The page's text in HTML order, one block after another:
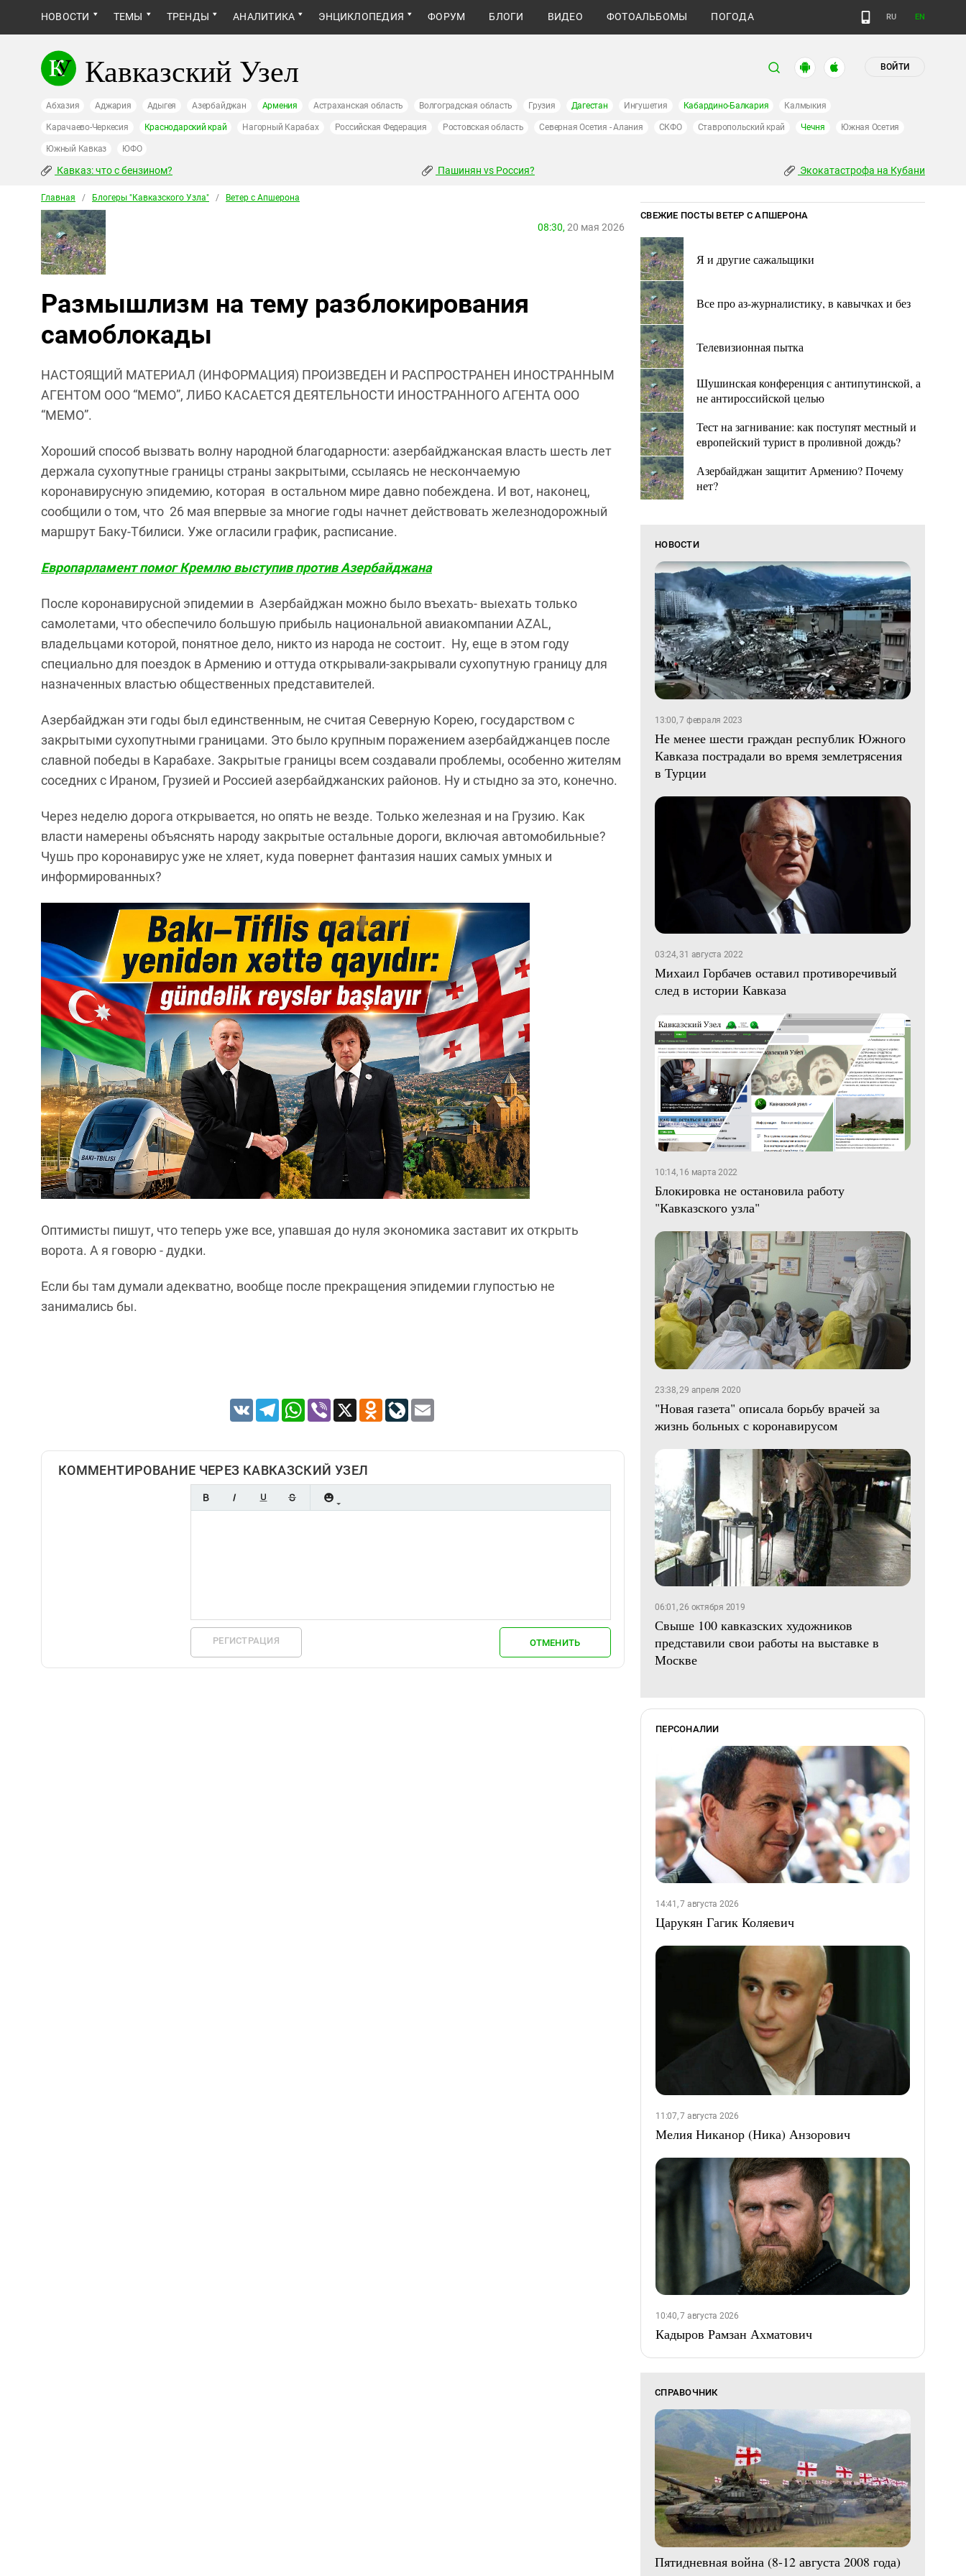
НОВОСТИ ТЕМЫ ТРЕНДЫ АНАЛИТИКА ЭНЦИКЛОПЕДИЯ ФОРУМ БЛОГИ ВИДЕО ФОТОАЛЬБОМЫ ПОГОДА RU EN
Кавказский Узел ВОЙТИ
Абхазия Аджария Адыгея Азербайджан Армения Астраханская область Волгоградская область Грузия Дагестан Ингушетия Кабардино-Балкария Калмыкия
Карачаево-Черкесия Краснодарский край Нагорный Карабах Российская Федерация Ростовская область Северная Осетия - Алания СКФО Ставропольский край Чечня Южная Осетия
Южный Кавказ ЮФО
Кавказ: что с бензином? Пашинян vs Россия? Экокатастрофа на Кубани
Главная / Блогеры "Кавказского Узла" / Ветер с Апшерона
08:30, 20 мая 2026
Размышлизм на тему разблокирования
самоблокады
НАСТОЯЩИЙ МАТЕРИАЛ (ИНФОРМАЦИЯ) ПРОИЗВЕДЕН И РАСПРОСТРАНЕН ИНОСТРАННЫМ
АГЕНТОМ ООО “МЕМО”, ЛИБО КАСАЕТСЯ ДЕЯТЕЛЬНОСТИ ИНОСТРАННОГО АГЕНТА ООО
“МЕМО”.
Хороший способ вызвать волну народной благодарности: азербайджанская власть шесть лет
держала сухопутные границы страны закрытыми, ссылаясь не нескончаемую
коронавирусную эпидемию, которая в остальном мире давно побеждена. И вот, наконец,
сообщили о том, что 26 мая впервые за многие годы начнет действовать железнодорожный
маршрут Баку-Тбилиси. Уже огласили график, расписание.
Европарламент помог Кремлю выступив против Азербайджана
После коронавирусной эпидемии в Азербайджан можно было въехать- выехать только
самолетами, что обеспечило большую прибыль национальной авиакомпании AZAL,
владельцами которой, понятное дело, никто из народа не состоит. Ну, еще в этом году
специально для поездок в Армению и оттуда открывали-закрывали сухопутную границу для
назначенных властью общественных представителей.
Азербайджан эти годы был единственным, не считая Северную Корею, государством с
закрытыми сухопутными границами. Это было крупным поражением азербайджанцев после
славной победы в Карабахе. Закрытые границы всем создавали проблемы, особенно жителям
соседних с Ираном, Грузией и Россией азербайджанских районов. Ну и стыдно за это, конечно.
Через неделю дорога открывается, но опять не везде. Только железная и на Грузию. Как
власти намерены объяснять народу закрытые остальные дороги, включая автомобильные?
Чушь про коронавирус уже не хляет, куда повернет фантазия наших самых умных и
информированных?
Оптимисты пишут, что теперь уже все, упавшая до нуля экономика заставит их открыть
ворота. А я говорю - дудки.
Если бы там думали адекватно, вообще после прекращения эпидемии глупостью не
занимались бы.
VK TelegramWhatsApp
Viber X Odnoklassniki
LiveJournal
КОММЕНТИРОВАНИЕ ЧЕРЕЗ КАВКАЗСКИЙ УЗЕЛ
РЕГИСТРАЦИЯ ОТМЕНИТЬ
СВЕЖИЕ ПОСТЫ ВЕТЕР С АПШЕРОНА
Я и другие сажальщики
Все про аз-журналистику, в кавычках и без
Телевизионная пытка
Шушинская конференция с антипутинской, а
не антироссийской целью
Тест на загнивание: как поступят местный и
европейский турист в проливной дождь?
Азербайджан защитит Армению? Почему
нет?
НОВОСТИ
13:00, 7 февраля 2023
Не менее шести граждан республик Южного
Кавказа пострадали во время землетрясения
в Турции
03:24, 31 августа 2022
Михаил Горбачев оставил противоречивый
след в истории Кавказа
10:14, 16 марта 2022
Блокировка не остановила работу
"Кавказского узла"
23:38, 29 апреля 2020
"Новая газета" описала борьбу врачей за
жизнь больных с коронавирусом
06:01, 26 октября 2019
Свыше 100 кавказских художников
представили свои работы на выставке в
Москве
ПЕРСОНАЛИИ
14:41, 7 августа 2026
Царукян Гагик Коляевич
11:07, 7 августа 2026
Мелия Никанор (Ника) Анзорович
10:40, 7 августа 2026
Кадыров Рамзан Ахматович
СПРАВОЧНИК
Пятидневная война (8-12 августа 2008 года)